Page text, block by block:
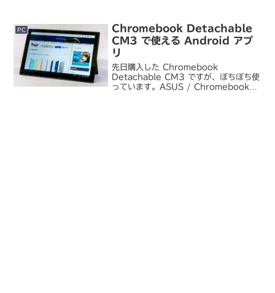
PC
Chromebook Detachable
CM3 で使える Android アプ
リ
先日購入した Chromebook
Detachable CM3 ですが、ぼちぼち使
っています。ASUS / Chromebook